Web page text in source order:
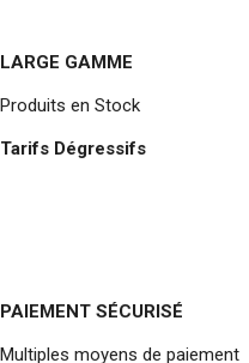
LARGE GAMME
Produits en Stock
Tarifs Dégressifs
PAIEMENT SÉCURISÉ
Multiples moyens de paiement